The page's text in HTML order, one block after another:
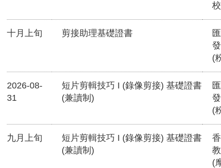
十月上旬 剪接助理基礎證書
(
2026-08-
31
短片剪輯技巧 I (錄像剪接) 基礎證書
(兼讀制)
(
九月上旬
短片剪輯技巧 I (錄像剪接) 基礎證書
(兼讀制)
(